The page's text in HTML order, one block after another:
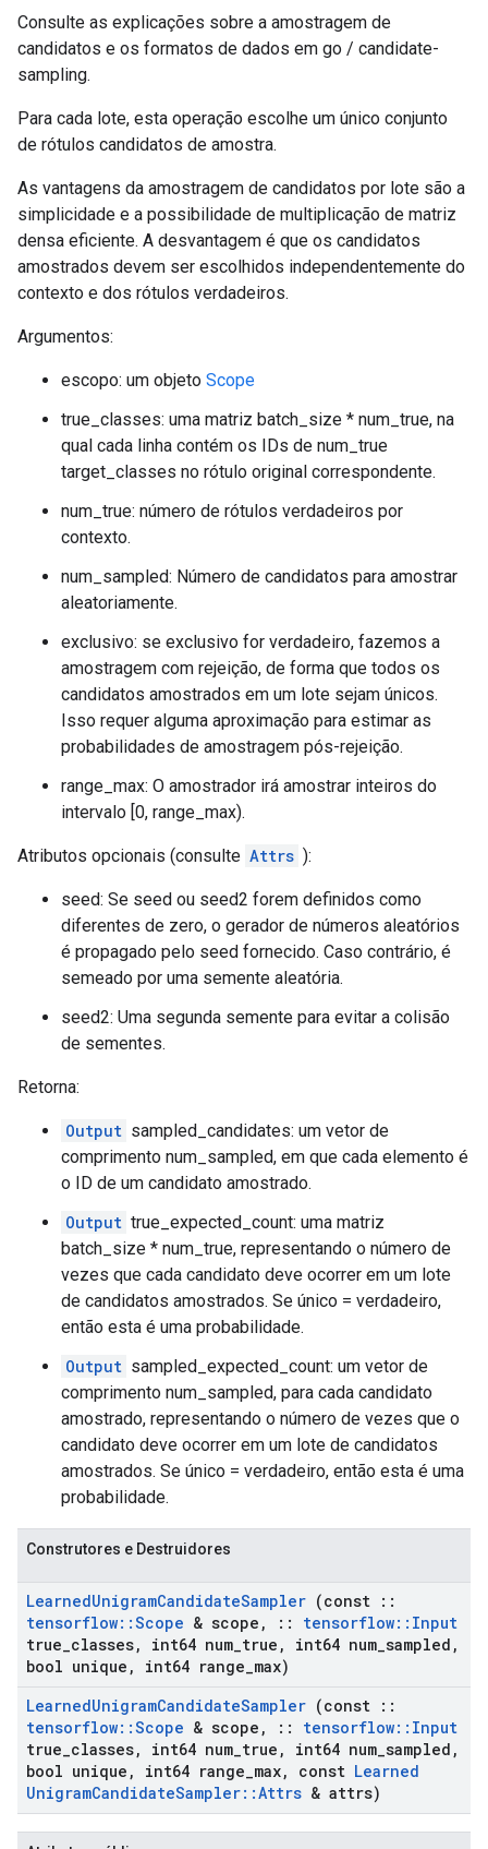
Consulte as explicações sobre a amostragem de
candidatos e os formatos de dados em go / candidate-
sampling.
Para cada lote, esta operação escolhe um único conjunto
de rótulos candidatos de amostra.
As vantagens da amostragem de candidatos por lote são a
simplicidade e a possibilidade de multiplicação de matriz
densa eficiente. A desvantagem é que os candidatos
amostrados devem ser escolhidos independentemente do
contexto e dos rótulos verdadeiros.
Argumentos:
escopo: um objeto Scope
true_classes: uma matriz batch_size * num_true, na
qual cada linha contém os IDs de num_true
target_classes no rótulo original correspondente.
num_true: número de rótulos verdadeiros por
contexto.
num_sampled: Número de candidatos para amostrar
aleatoriamente.
exclusivo: se exclusivo for verdadeiro, fazemos a
amostragem com rejeição, de forma que todos os
candidatos amostrados em um lote sejam únicos.
Isso requer alguma aproximação para estimar as
probabilidades de amostragem pós-rejeição.
range_max: O amostrador irá amostrar inteiros do
intervalo [0, range_max).
Atributos opcionais (consulte Attrs ):
seed: Se seed ou seed2 forem definidos como
diferentes de zero, o gerador de números aleatórios
é propagado pelo seed fornecido. Caso contrário, é
semeado por uma semente aleatória.
seed2: Uma segunda semente para evitar a colisão
de sementes.
Retorna:
Output sampled_candidates: um vetor de
comprimento num_sampled, em que cada elemento é
o ID de um candidato amostrado.
Output true_expected_count: uma matriz
batch_size * num_true, representando o número de
vezes que cada candidato deve ocorrer em um lote
de candidatos amostrados. Se único = verdadeiro,
então esta é uma probabilidade.
Output sampled_expected_count: um vetor de
comprimento num_sampled, para cada candidato
amostrado, representando o número de vezes que o
candidato deve ocorrer em um lote de candidatos
amostrados. Se único = verdadeiro, então esta é uma
probabilidade.
Construtores e Destruidores
LearnedUnigramCandidateSampler (const ::
tensorflow::Scope & scope , :: tensorflow:: Input
true classes, int64 num true , int64 num sampled ,
bool unique , int64 range max)
LearnedUnigramCandidateSampler (const ::
tensorflow::Scope & scope , :: tensorflow:: Input
true classes, int64 num true , int64 num sampled ,
bool unique , int64 range max, const Learned
UnigramCandidateSampler::Attrs & attrs)